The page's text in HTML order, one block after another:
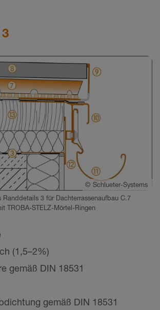
© Schlueter-Systems
Randdetails 3 für Dachterrassenaufbau C.7
TROBA-STELZ-Mörtel-Ringen
(1,5–2%)
gemäß DIN 18531
gemäß DIN 18531